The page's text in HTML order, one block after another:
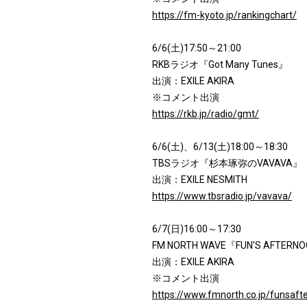
https://fm-kyoto.jp/rankingchart/
6/6(土)17:50～21:00
RKBラジオ『Got Many Tunes』
出演：EXILE AKIRA
※コメント出演
https://rkb.jp/radio/gmt/
6/6(土)、6/13(土)18:00～18:30
TBSラジオ『杉本琢弥のVAVAVA』
出演：EXILE NESMITH
https://www.tbsradio.jp/vavava/
6/7(日)16:00～17:30
FM NORTH WAVE『FUN'S
出演：EXILE AKIRA
※コメント出演
https://www.fmnorth.co.jp/